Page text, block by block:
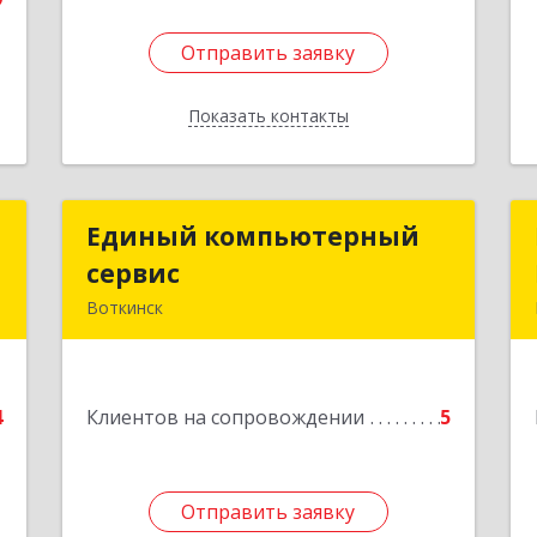
Отправить заявку
Показать контакты
Отправить заявку
Назад
Единый компьютерный
сервис
Воткинск
Клиентов на сопровождении 5
Отправить заявку
Единый компьютерный
Отправить заявку